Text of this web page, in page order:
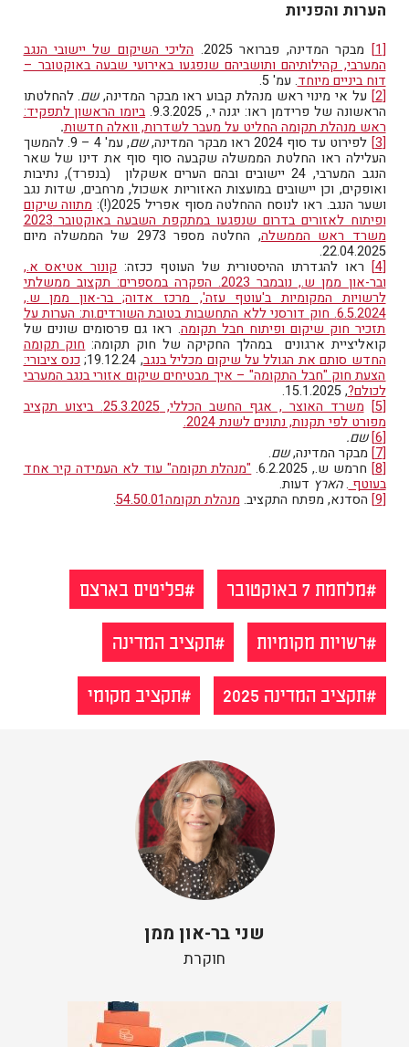
הערות והפניות
[1] מבקר המדינה, פברואר 2025.
הליכי השיקום של יישובי הנגב
המערבי, קהילותיהם ותושביהם שנפגעו באירועי שבעה באוקטובר –
דוח ביניים מיוחד. עמ' 5.
[2]
על אי מינוי ראש מנהלת קבוע ראו מבקר המדינה,שם. להחלטתו
הראשונה של פרידמן ראו: יגנה י., 9.3.2025.
ביומו הראשון לתפקיד:
ראש מנהלת תקומה החליט על מעבר לשדרות, וואלה חדשות.
[3]
לפירוט עד סוף 2024 ראו מבקר המדינה, שם
, עמ' 4 – 9. להמשך
העלילה ראו החלטת הממשלה שקבעה סוף סוף את דינו של שאר
הנגב המערבי, 24 יישובים ובהם הערים אשקלון (בנפרד), נתיבות
ואופקים, וכן יישובים במועצות האזוריות אשכול, מרחבים, שדות נגב
ושער הנגב. ראו לנוסח ההחלטה מסוף אפריל 2025(!):
מתווה שיקום
ופיתוח לאזורים בדרום שנפגעו במתקפת השבעה באוקטובר 2023
משרד ראש הממשלה
, החלטה מספר 2973 של הממשלה מיום
22.04.2025.
[4]
ראו להגדרתו ההיסטורית של העוטף ככזה:קונור אטיאס א.,
ובר-און ממן ש., נובמבר 2023. הפקרה במספרים: תקצוב ממשלתי
לרשויות המקומיות ב'עוטף עזה', מרכז אדוה; בר-און ממן ש.,
6.5.2024. חוק דורסני ללא התחשבות בטובת השורדים.ות: הערות על
תזכיר חוק שיקום ופיתוח חבל תקומה. ראו גם פרסומים שונים של
קואליציית ארגונים במהלך החקיקה של חוק תקומה:חוק תקומה
החדש סותם את הגולל על שיקום מכליל בנגב, 19.12.24;
כנס ציבורי:
הצעת חוק "חבל התקומה" – איך מבטיחים שיקום אזורי בנגב המערבי
לכולם?, 15.1.2025.
[5]
משרד האוצר , אגף החשב הכללי, 25.3.2025. ביצוע תקציב
מפורט לפי תקנות, נתונים לשנת 2024.
[6]
שם.
[7]
מבקר המדינה,שם.
[8]
חרמש ש., 6.2.2025.
"מנהלת תקומה" עוד לא העמידה קיר אחד
בעוטף.הארץ דעות.
[9]
הסדנא, מפתח התקציב.מנהלת תקומה54.50.01 .
מלחמת 7 באוקטובר
פליטים בארצם
רשויות מקומיות
תקציב המדינה
תקציב המדינה 2025
תקציב מקומי
שני בר-און ממן
חוקרת